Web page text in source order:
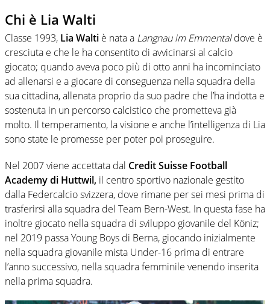
Chi è Lia Walti
Classe 1993, Lia Walti è nata a Langnau im Emmentaldove è
cresciuta e che le ha consentito di avvicinarsi al calcio
giocato; quando aveva poco più di otto anni ha incominciato
ad allenarsi e a giocare di conseguenza nella squadra della
sua cittadina, allenata proprio da suo padre che l’ha indotta e
sostenuta in un percorso calcistico che prometteva già
molto. Il temperamento, la visione e anche l’intelligenza di Lia
sono state le promesse per poter poi proseguire.
Nel 2007 viene accettata dal Credit Suisse Football
Academy di Huttwil, il centro sportivo nazionale gestito
dalla Federcalcio svizzera, dove rimane per sei mesi prima di
trasferirsi alla squadra del Team Bern-West. In questa fase ha
inoltre giocato nella squadra di sviluppo giovanile del Köniz;
nel 2019 passa Young Boys di Berna, giocando inizialmente
nella squadra giovanile mista Under-16 prima di entrare
l’anno successivo, nella squadra femminile venendo inserita
nella prima squadra.